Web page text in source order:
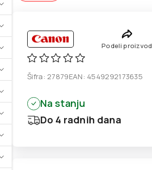
Podeli proizvod
Šifra: 27879EAN: 4549292173635
Na stanju
Do 4 radnih dana